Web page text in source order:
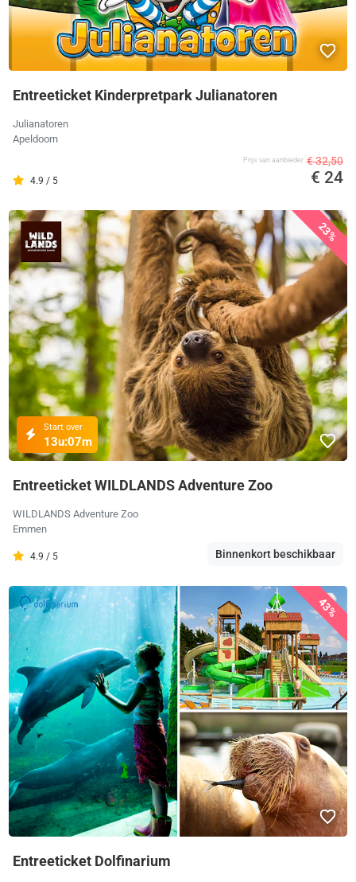
Entreeticket Kinderpretpark Julianatoren
Julianatoren
Apeldoorn
4.9 / 5
Prijs van aanbieder € 32,50
€ 24
23%
Start over
13u:07m
Entreeticket WILDLANDS Adventure Zoo
WILDLANDS Adventure Zoo
Emmen
4.9 / 5 Binnenkort beschikbaar
43%
Entreeticket Dolfinarium